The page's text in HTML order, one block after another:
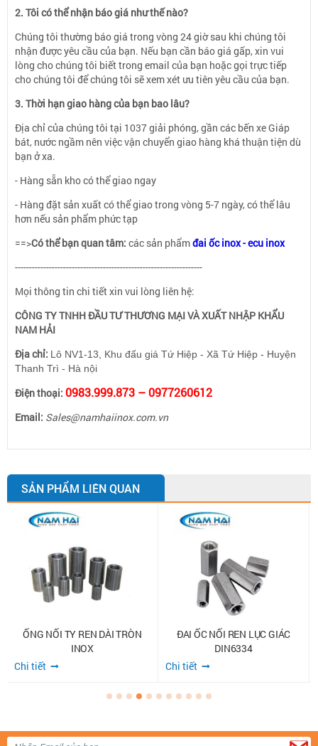
2. Tôi có thể nhận báo giá như thế nào?
Chúng tôi thường báo giá trong vòng 24 giờ sau khi chúng tôi
nhận được yêu cầu của bạn. Nếu bạn cần báo giá gấp, xin vui
lòng cho chúng tôi biết trong email của bạn hoặc gọi trực tiếp
cho chúng tôi để chúng tôi sẽ xem xét ưu tiên yêu cầu của bạn.
3. Thời hạn giao hàng của bạn bao lâu?
Địa chỉ của chúng tôi tại 1037 giải phóng, gần các bến xe Giáp
bát, nước ngầm nên việc vận chuyển giao hàng khá thuận tiện dù
bạn ở xa.
- Hàng sẵn kho có thể giao ngay
- Hàng đặt sản xuất có thể giao trong vòng 5-7 ngày, có thể lâu
hơn nếu sản phẩm phức tạp
==>Có thể bạn quan tâm: các sản phẩmđai ốc inox - ecu inox
------------------------------------------------------------------
Mọi thông tin chi tiết xin vui lòng liên hệ:
CÔNG TY TNHH ĐẦU TƯ THƯƠNG MẠI VÀ XUẤT NHẬP KHẨU
NAM HẢI
Địa chỉ: Lô NV1-13, Khu đấu giá Tứ Hiệp - Xã Tứ Hiệp - Huyện
Thanh Trì - Hà nội
Điện thoại: 0983.999.873 – 0977260612
Email: Sales@namhaiinox.com.vn
SẢN PHẨM LIÊN QUAN
ỐNG NỐI TY REN DÀI TRÒN
INOX
Chi tiết
ĐAI ỐC NỐI REN LỤC GIÁC
DIN6334
Chi tiết